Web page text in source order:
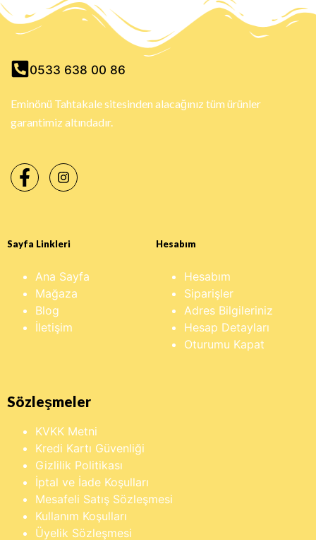
0533 638 00 86
Eminönü Tahtakale sitesinden alacağınız tüm ürünler
garantimiz altındadır.
Sayfa Linkleri
Ana Sayfa
Mağaza
Blog
İletişim
Hesabım
Hesabım
Siparişler
Adres Bilgileriniz
Hesap Detayları
Oturumu Kapat
Sözleşmeler
KVKK Metni
Kredi Kartı Güvenliği
Gizlilik Politikası
İptal ve İade Koşulları
Mesafeli Satış Sözleşmesi
Kullanım Koşulları
Üyelik Sözleşmesi